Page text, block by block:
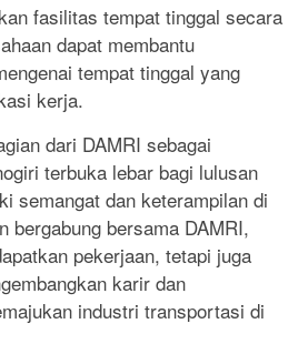
fasilitas tempat tinggal secara
dapat membantu
tempat tinggal yang
kerja.
dari DAMRI sebagai
terbuka lebar bagi lulusan
semangat dan keterampilan di
bergabung bersama DAMRI,
pekerjaan, tetapi juga
karir dan
industri transportasi di